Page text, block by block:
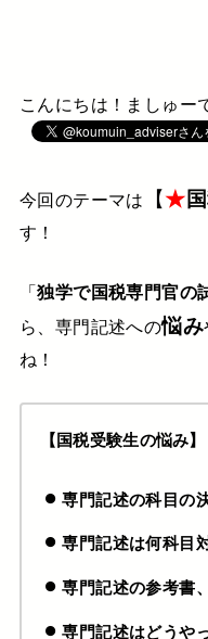
こんにちは！ましゅー
今回のテーマは 【★
す！
「独学で国税専門官の
ら、専門記述への悩み
ね！
【国税受験生の悩み】
専門記述の科目の
専門記述は何科目
専門記述の参考書
専門記述はどうや